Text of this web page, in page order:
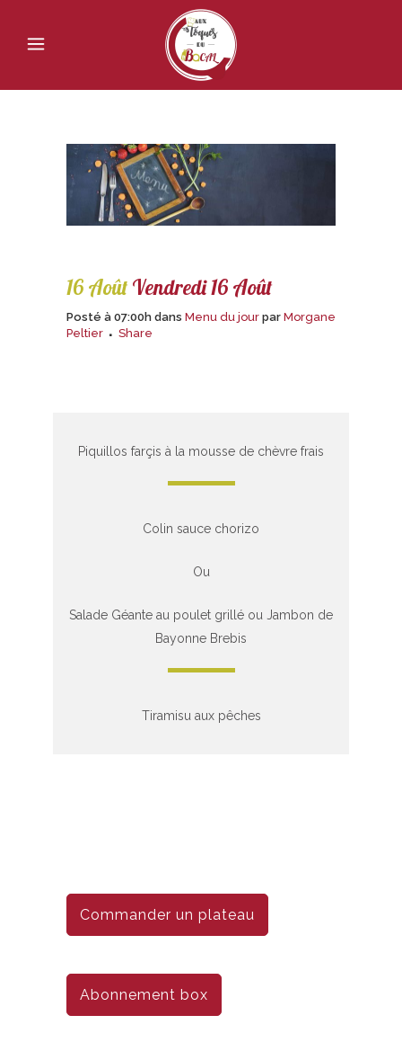
16 AoûtVendredi 16 Août
Posté à 07:00h dans Menu du jour par Morgane
Peltier
Share
Piquillos farçis à la mousse de chèvre frais
Colin sauce chorizo
Ou
Salade Géante au poulet grillé ou Jambon de
Bayonne Brebis
Tiramisu aux pêches
Commander un plateau
Abonnement box